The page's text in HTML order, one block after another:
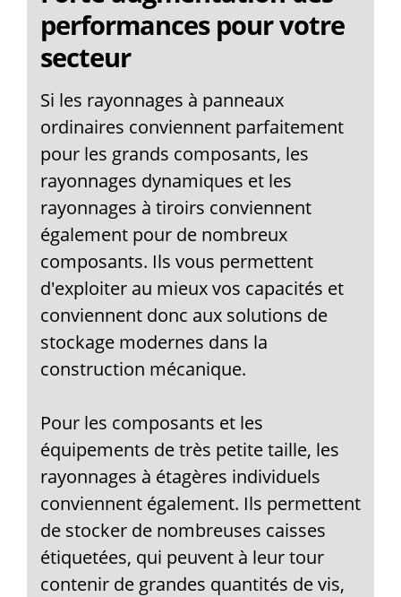
performances pour votre
secteur
Si les rayonnages à panneaux
ordinaires conviennent parfaitement
pour les grands composants, les
rayonnages dynamiques et les
rayonnages à tiroirs conviennent
également pour de nombreux
composants. Ils vous permettent
d'exploiter au mieux vos capacités et
conviennent donc aux solutions de
stockage modernes dans la
construction mécanique.
Pour les composants et les
équipements de très petite taille, les
rayonnages à étagères individuels
conviennent également. Ils permettent
de stocker de nombreuses caisses
étiquetées, qui peuvent à leur tour
contenir de grandes quantités de vis,